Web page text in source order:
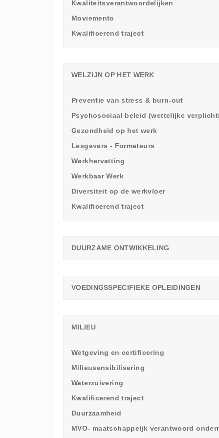
Kwaliteitsverantwoordelijken
Moviemento
Kwalificerend traject
WELZIJN OP HET WERK
Preventie van stress & burn-out
Psychosociaal beleid (wettelijke
Gezondheid op het werk
Lesgevers - Formateurs
Werkhervatting
Werkbaar Werk
Diversiteit op de werkvloer
Kwalificerend traject
DUURZAME ONTWIKKELING
VOEDINGSSPECIFIEKE OPLEIDINGEN
MILIEU
Wetgeving en certificering
Milieusensibilisering
Waterzuivering
Kwalificerend traject
Duurzaamheid
MVO- maatschappeljk verantwoord